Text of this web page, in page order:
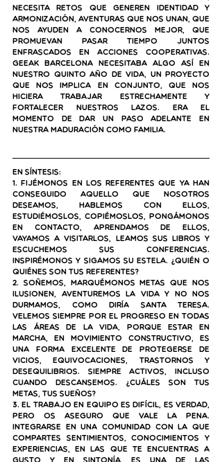
necesita retos que generen identidad y
armonización, aventuras que nos unan, que
nos ayuden a conocernos mejor, que
promuevan pasar tiempo juntos
enfrascados en acciones cooperativas.
Geeak Barcelona necesitaba algo así en
nuestro quinto año de vida, un proyecto
que nos implica en conjunto, que nos
hiciera trabajar estrechamente y
fortalecer nuestros lazos. Era el
momento de dar un paso adelante en
nuestra maduración como familia.
En síntesis:
1. Fijémonos en los referentes que ya han
conseguido aquello que nosotros
deseamos, hablemos con ellos,
estudiémoslos, copiémoslos, pongámonos
en contacto, aprendamos de ellos,
vayamos a visitarlos, leamos sus libros y
escuchemos sus conferencias.
Inspirémonos y sigamos su estela. ¿Quién o
quiénes son tus referentes?
2. Soñemos, marquémonos metas que nos
ilusionen, aventuremos la vida y no nos
durmamos, como diría Santa Teresa.
Velemos siempre por el progreso en todas
las áreas de la vida, porque estar en
marcha, en movimiento constructivo, es
una forma excelente de protegerse de
vicios, equivocaciones, trastornos y
desequilibrios. Siempre activos, incluso
cuando descansemos. ¿Cuáles son tus
metas, tus sueños?
3. El trabajo en equipo es difícil, es verdad,
pero os aseguro que vale la pena.
Integrarse en una comunidad con la que
compartes sentimientos, conocimientos y
experiencias, en las que te encuentras a